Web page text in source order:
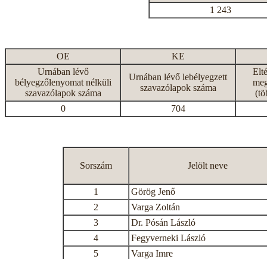
1 243
OE
KE
Urnában lévő
bélyegzőlenyomat nélküli
szavazólapok száma
Urnában lévő lebélyegzett
szavazólapok száma
0
704
Sorszám Jelölt neve
1
Görög Jenő
2
Varga Zoltán
3
Dr. Pósán László
4
Fegyverneki László
5
Varga Imre